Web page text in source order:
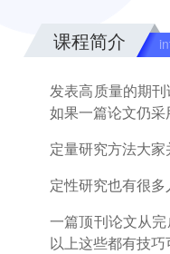
课程简介
发表高质量的期
如果一篇论文仍
定量研究方法大
定性研究也有很
一篇顶刊论文从
以上这些都有技巧